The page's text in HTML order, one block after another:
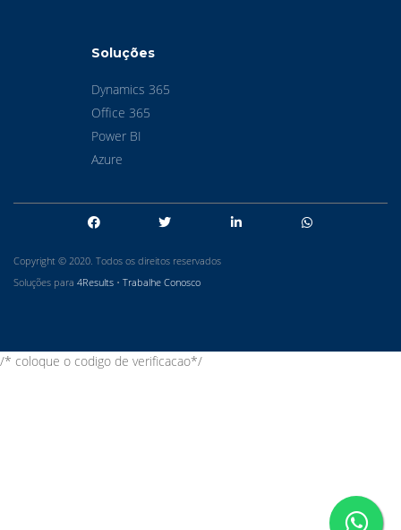
Soluções
Dynamics 365
Office 365
Power BI
Azure
Copyright © 2020. Todos os direitos reservados
Soluções para 4Results • Trabalhe Conosco
/* coloque o codigo de verificacao*/